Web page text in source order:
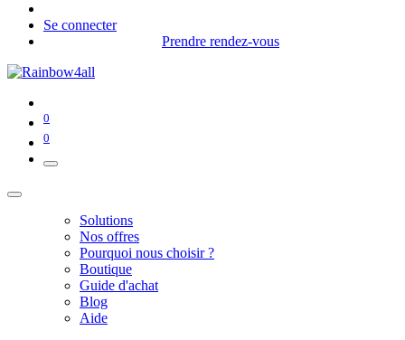
Se connecter
Prendre rendez-vous
0
0
Solutions
Nos offres
Pourquoi nous choisir ?
Boutique
Guide d'achat
Blog
Aide